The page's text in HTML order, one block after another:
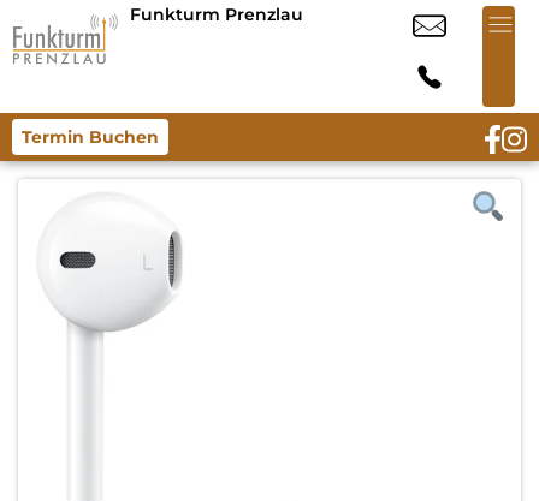
Funkturm Prenzlau
Termin Buchen